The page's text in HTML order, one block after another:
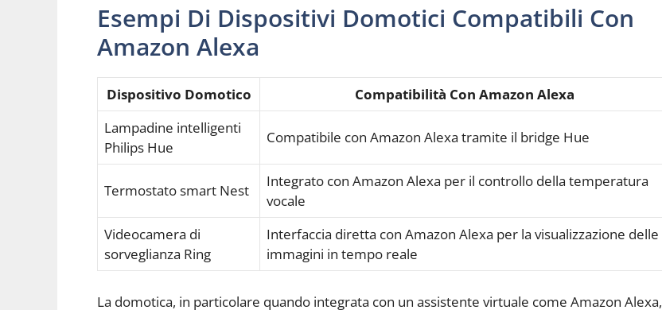
Esempi Di Dispositivi Domotici Compatibili Con
Amazon Alexa
Dispositivo Domotico
Compatibilità Con Amazon Alexa
Lampadine intelligenti
Philips Hue
Compatibile con Amazon Alexa tramite il bridge Hue
Termostato smart Nest
Integrato con Amazon Alexa per il controllo della temperatura
vocale
Videocamera di
sorveglianza Ring
Interfaccia diretta con Amazon Alexa per la visualizzazione delle
immagini in tempo reale
La domotica, in particolare quando integrata con un assistente virtuale come Amazon Alexa,